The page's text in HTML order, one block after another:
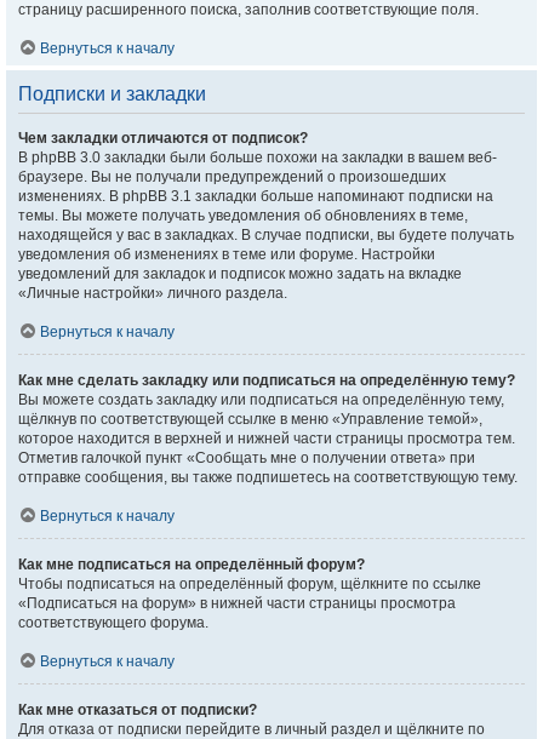
страницу расширенного поиска, заполнив соответствующие поля.
Вернуться к началу
Подписки и закладки
Чем закладки отличаются от подписок?
В phpBB 3.0 закладки были больше похожи на закладки в вашем веб-
браузере. Вы не получали предупреждений о произошедших
изменениях. В phpBB 3.1 закладки больше напоминают подписки на
темы. Вы можете получать уведомления об обновлениях в теме,
находящейся у вас в закладках. В случае подписки, вы будете получать
уведомления об изменениях в теме или форуме. Настройки
уведомлений для закладок и подписок можно задать на вкладке
«Личные настройки» личного раздела.
Вернуться к началу
Как мне сделать закладку или подписаться на определённую тему?
Вы можете создать закладку или подписаться на определённую тему,
щёлкнув по соответствующей ссылке в меню «Управление темой»,
которое находится в верхней и нижней части страницы просмотра тем.
Отметив галочкой пункт «Сообщать мне о получении ответа» при
отправке сообщения, вы также подпишетесь на соответствующую тему.
Вернуться к началу
Как мне подписаться на определённый форум?
Чтобы подписаться на определённый форум, щёлкните по ссылке
«Подписаться на форум» в нижней части страницы просмотра
соответствующего форума.
Вернуться к началу
Как мне отказаться от подписки?
Для отказа от подписки перейдите в личный раздел и щёлкните по